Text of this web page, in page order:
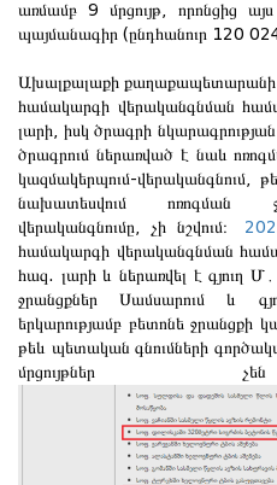
առմամբ 9 մրցույթ, որոնցից
պայմանագիր (ընդհանուր 120
Ախալքալաքի քաղաքապետարանի
համակարգի վերականգնման
լարի, իսկ ծրագրի
ծրագրում ներառված է նաև
կազմակերպում-վերականգնում,
նախատեսվում ոռոգման
վերականգնումը, չի նշվում։
համակարգի վերականգնման
հազ. լարի և ներառվել է գյուղ
ջրանցքներ Սամսարում և
երկարությամբ բետոնե ջրանցքի
թեև պետական ​​գնումների
մրցույթներ